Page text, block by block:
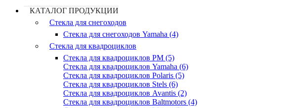
КАТАЛОГ ПРОДУКЦИИ
Стекла для снегоходов
Стекла для снегоходов Yamaha (4)
Стекла для квадроциклов
Стекла для квадроциклов PM (5)
Стекла для квадроциклов Yamaha (6)
Стекла для квадроциклов Polaris (5)
Стекла для квадроциклов Stels (6)
Стекла для квадроциклов Avantis (2)
Стекла для квадроциклов Baltmotors (4)